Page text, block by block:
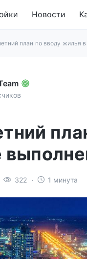
Новости
план по вводу жилья
322 1 минута